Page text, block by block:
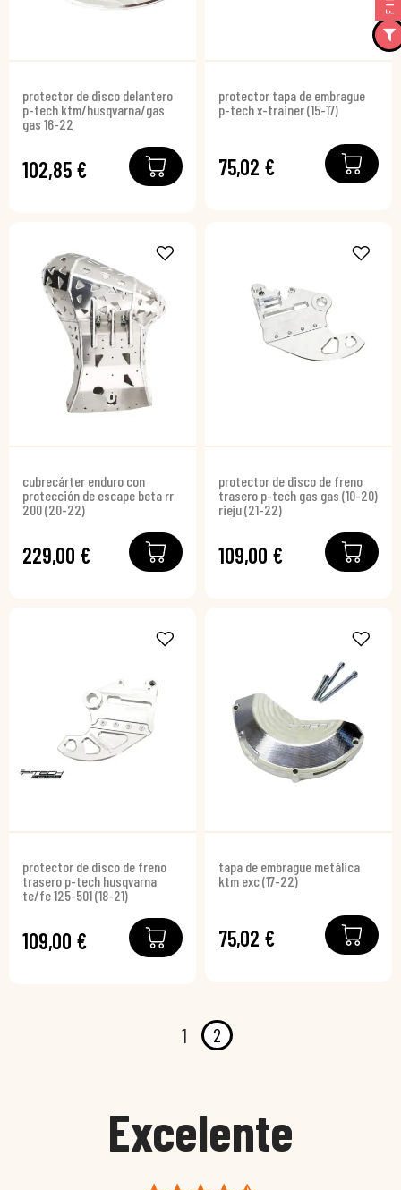
protector de disco delantero
p-tech ktm/husqvarna/gas
gas 16-22
102,85 €
protector tapa de embrague
p-tech x-trainer (15-17)
75,02 €
cubrecárter enduro con
protección de escape beta rr
200 (20-22)
229,00 €
protector de disco de freno
trasero p-tech gas gas (10-20)
rieju (21-22)
109,00 €
protector de disco de freno
trasero p-tech husqvarna
te/fe 125-501 (18-21)
109,00 €
tapa de embrague metálica
ktm exc (17-22)
75,02 €
1 2
Excelente